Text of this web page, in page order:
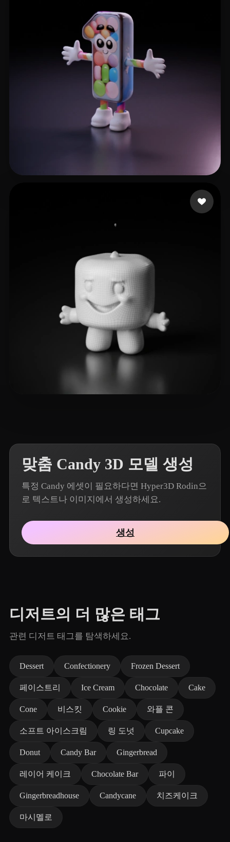
맞춤 Candy 3D 모델 생성
특정 Candy 에셋이 필요하다면 Hyper3D Rodin으
로 텍스트나 이미지에서 생성하세요.
생성
디저트의 더 많은 태그
관련 디저트 태그를 탐색하세요.
Dessert Confectionery Frozen Dessert
페이스트리 Ice Cream Chocolate Cake
Cone 비스킷 Cookie 와플 콘
소프트 아이스크림 링 도넛 Cupcake
Donut Candy Bar Gingerbread
레이어 케이크 Chocolate Bar 파이
Gingerbreadhouse Candycane 치즈케이크
마시멜로